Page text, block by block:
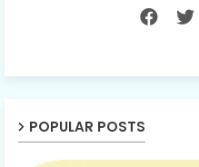
POPULAR POSTS